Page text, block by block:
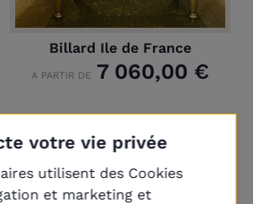
Billard Ile de France
A PARTIR DE 7 060,00 €
votre vie privée
utilisent des Cookies
et marketing et